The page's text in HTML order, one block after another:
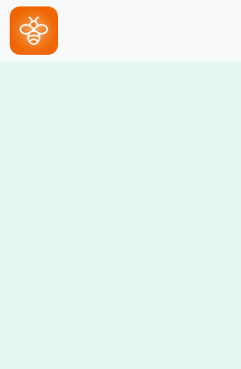
跳转到主要内容